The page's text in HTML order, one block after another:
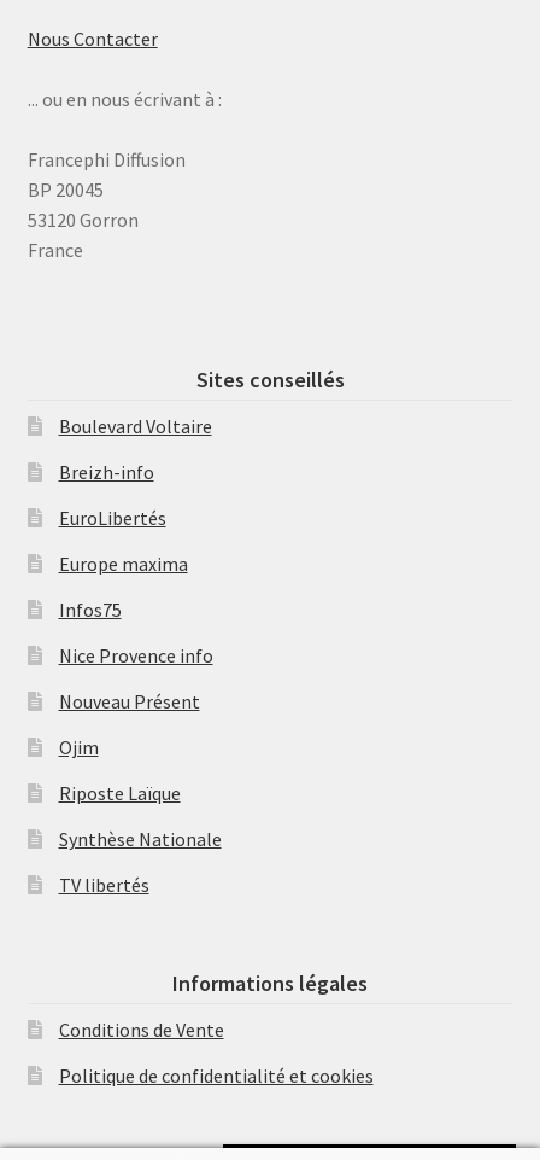
Nous Contacter
... ou en nous écrivant à :
Francephi Diffusion
BP 20045
53120 Gorron
France
Sites conseillés
Boulevard Voltaire
Breizh-info
EuroLibertés
Europe maxima
Infos75
Nice Provence info
Nouveau Présent
Ojim
Riposte Laïque
Synthèse Nationale
TV libertés
Informations légales
Conditions de Vente
Politique de confidentialité et cookies